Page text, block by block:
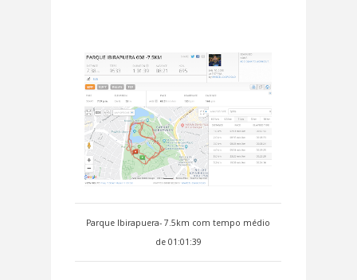
Parque Ibirapuera- 7.5km com tempo médio
de 01:01:39